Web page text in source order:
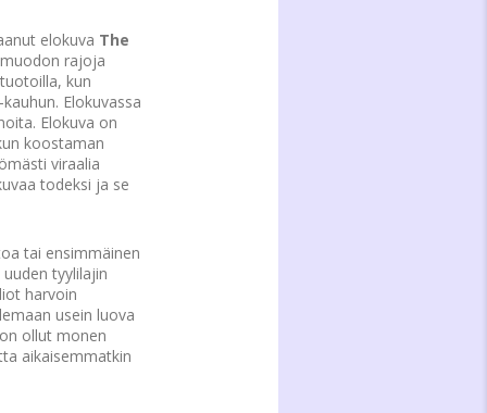
elokuva The
rajoja
kun
Elokuvassa
Elokuva on
koostaman
viraalia
todeksi ja se
tai ensimmäinen
tyylilajin
harvoin
usein luova
ollut monen
aikaisemmatkin